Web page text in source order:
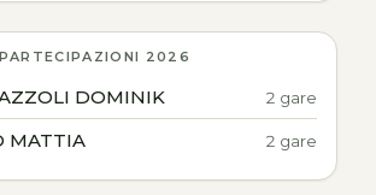
2026
DOMINIK 2 gare
MATTIA 2 gare